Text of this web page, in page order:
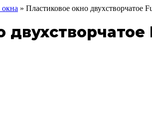
» Пластиковое окно двухстворчатое
двухстворчатое